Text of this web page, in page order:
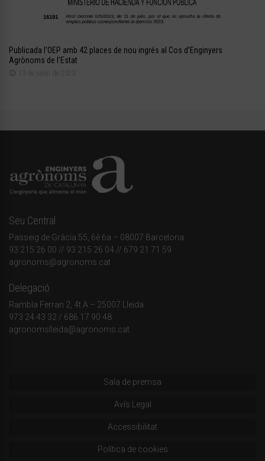
Publicada l’OEP amb 42 places de nou ingrés al Cos d’Enginyers
Agrònoms de l’Estat
13 de juliol de 2023
Seu Central
Passeig de Gràcia 55, 6è 6a – 08007 Barcelona
93 215 26 00 // 93 215 26 04 // 679 21 71 59
agronoms@agronoms.cat
Delegació
Rambla Ferran 2, 4t A – 25007 Lleida
973 24 43 32 / 686 17 90 48
agronomslleida@agronoms.cat
Sala de premsa
Avís Legal
Accessibilitat
Política de cookies